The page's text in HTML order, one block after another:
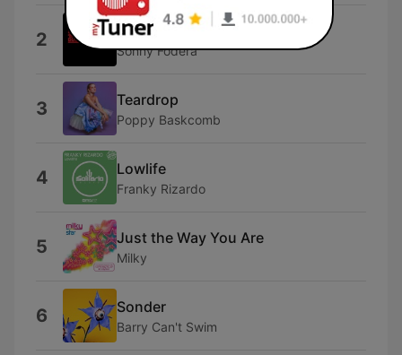
2 Let Me Be
Sonny Fodera
3 Teardrop
Poppy Baskcomb
4 Lowlife
Franky Rizardo
5 Just the Way You Are
Milky
6 Sonder
Barry Can't Swim